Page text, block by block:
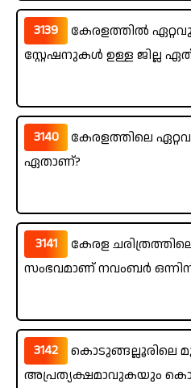
3139
കേരളത്തിൽ
സ്റ്റേഷനുകൾ ഉള്ള ജില്ല
3140
കേരളത്തിലെ
ഏതാണ്?
3141
കേരള
സംഭവമാണ് നവംബർ ഒന്നിന്
3142
കൊടുങ്ങല്ലൂരിലെ
അപ്രത്യക്ഷമാവുകയും